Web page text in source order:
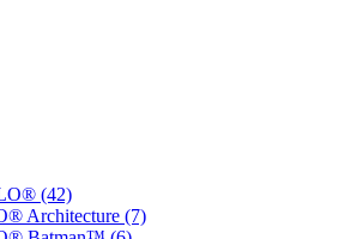
(42)
Architecture (7)